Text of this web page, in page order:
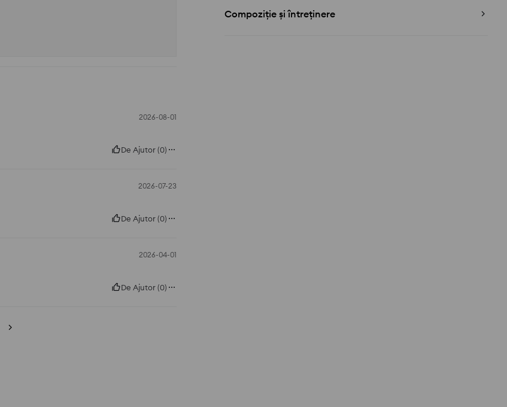
Compoziție și întreținere
2026-08-01
De Ajutor(0)
2026-07-23
De Ajutor(0)
2026-04-01
De Ajutor(0)